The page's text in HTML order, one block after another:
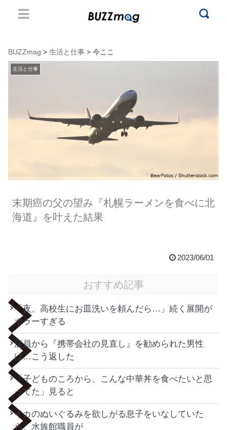
BUZZmag > 生活と仕事 > 今ここ
生活と仕事
末期癌の父の望み『札幌ラーメンを食べに北
海道』を叶えた結果
2023/06/01
おすすめ記事
「夜、高校生にお皿洗いを頼んだら…」続く展開が
ホラーすぎる
店員から『携帯会社の見直し』を勧められた男性
は…こう返した
「子どものころから、こんな中華丼を食べたいと思
ってた」見ると
イカのぬいぐるみを欲しがる息子をいなしていた
ら、水族館職員が